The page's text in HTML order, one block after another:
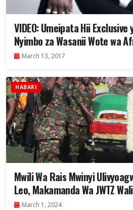
VIDEO: Umeipata Hii
Nyimbo za Wasanii Wote wa
March 13, 2017
HABARI
Mwili Wa Rais Mwinyi
Leo, Makamanda Wa JWTZ
March 1, 2024